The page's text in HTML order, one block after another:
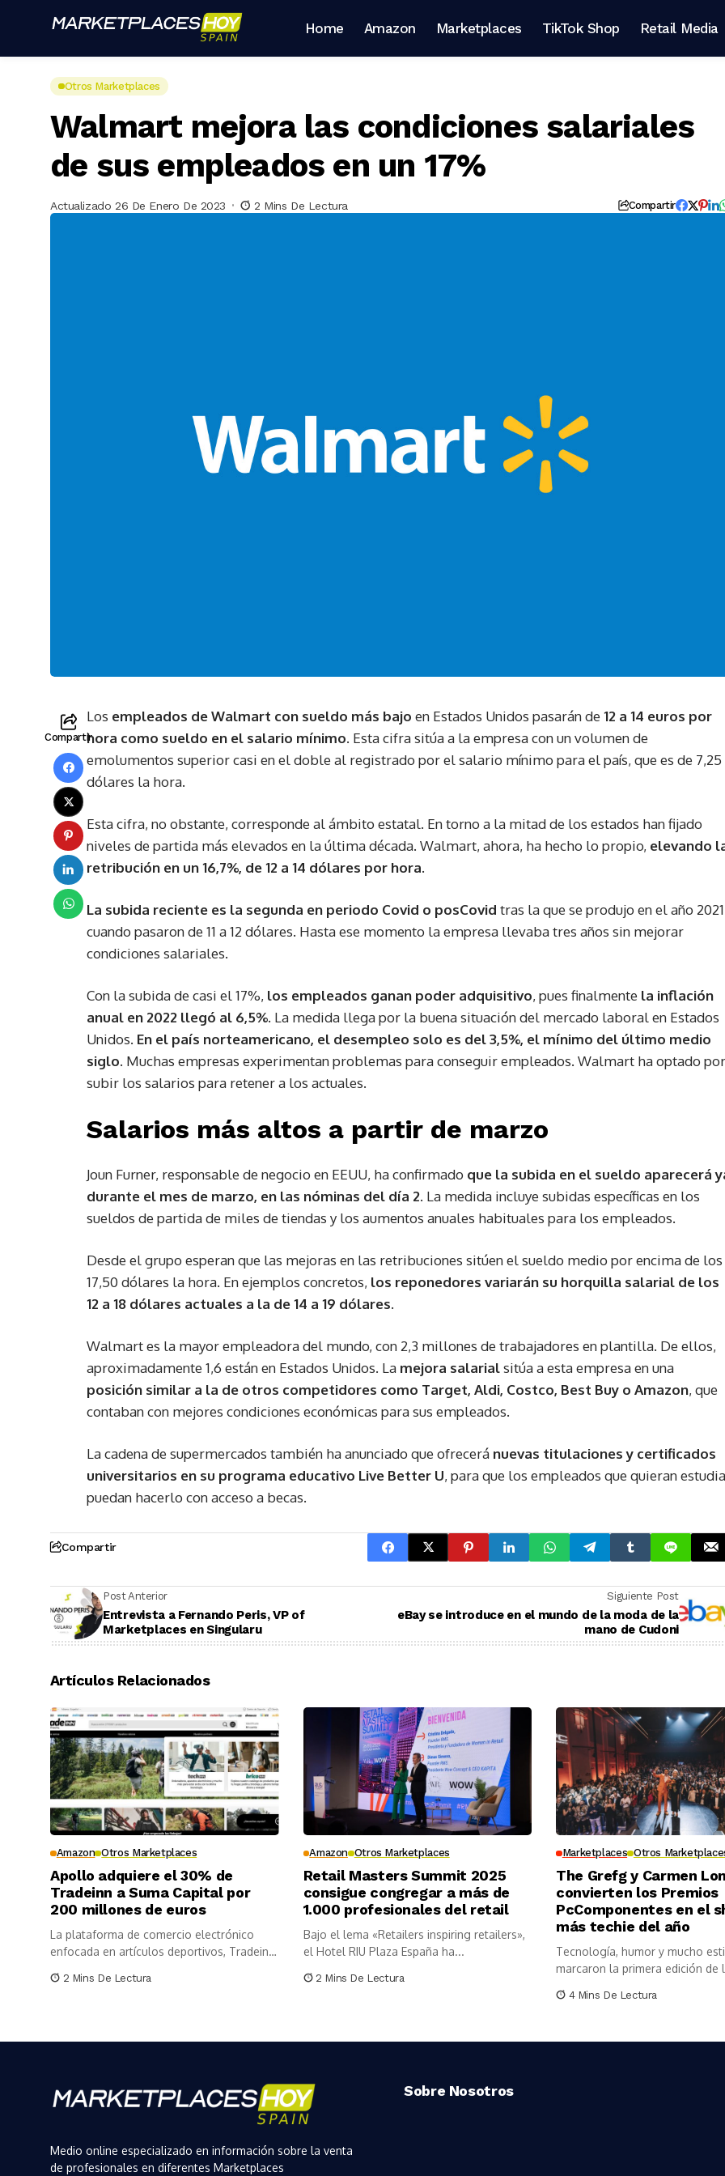
Home Amazon Marketplaces TikTok Shop Retail Media
Otros Marketplaces
Walmart mejora las condiciones salariales
de sus empleados en un 17%
Actualizado 26 De Enero De 2023 2 Mins De Lectura Compartir
Compartir
Los empleados de Walmart con sueldo más bajo en Estados Unidos pasarán de 12 a 14 euros por
hora como sueldo en el salario mínimo. Esta cifra sitúa a la empresa con un volumen de
emolumentos superior casi en el doble al registrado por el salario mínimo para el país, que es de 7,25
dólares la hora.
Esta cifra, no obstante, corresponde al ámbito estatal. En torno a la mitad de los estados han fijado
niveles de partida más elevados en la última década. Walmart, ahora, ha hecho lo propio, elevando
retribución en un 16,7%, de 12 a 14 dólares por hora.
La subida reciente es la segunda en periodo Covid o posCovid tras la que se produjo en el año
cuando pasaron de 11 a 12 dólares. Hasta ese momento la empresa llevaba tres años sin mejorar
condiciones salariales.
Con la subida de casi el 17%, los empleados ganan poder adquisitivo, pues finalmente la inflación
anual en 2022 llegó al 6,5%. La medida llega por la buena situación del mercado laboral en Estados
Unidos. En el país norteamericano, el desempleo solo es del 3,5%, el mínimo del último medio
siglo. Muchas empresas experimentan problemas para conseguir empleados. Walmart ha optado por
subir los salarios para retener a los actuales.
Salarios más altos a partir de marzo
Joun Furner, responsable de negocio en EEUU, ha confirmado que la subida en el sueldo aparecerá
durante el mes de marzo, en las nóminas del día 2. La medida incluye subidas específicas en los
sueldos de partida de miles de tiendas y los aumentos anuales habituales para los empleados.
Desde el grupo esperan que las mejoras en las retribuciones sitúen el sueldo medio por encima de los
17,50 dólares la hora. En ejemplos concretos, los reponedores variarán su horquilla salarial de los
12 a 18 dólares actuales a la de 14 a 19 dólares.
Walmart es la mayor empleadora del mundo, con 2,3 millones de trabajadores en plantilla. De ellos,
aproximadamente 1,6 están en Estados Unidos. La mejora salarialsitúa a esta empresa en una
posición similar a la de otros competidores como Target, Aldi, Costco, Best Buy o Amazon, que
contaban con mejores condiciones económicas para sus empleados.
La cadena de supermercados también ha anunciado que ofrecerá nuevas titulaciones y certificados
universitarios en su programa educativo Live Better U, para que los empleados que quieran
puedan hacerlo con acceso a becas.
Compartir
Post Anterior
Entrevista a Fernando Peris, VP of
Marketplaces en Singularu
Siguiente Post
eBay se introduce en el mundo de la moda de la
mano de Cudoni
Artículos Relacionados
Amazon Otros Marketplaces
Apollo adquiere el 30% de
Tradeinn a Suma Capital por
200 millones de euros
La plataforma de comercio electrónico
enfocada en artículos deportivos, Tradeinn,
2 Mins De Lectura
Amazon Otros Marketplaces
Retail Masters Summit 2025
consigue congregar a más de
1.000 profesionales del retail
Bajo el lema «Retailers inspiring retailers»,
el Hotel RIU Plaza España ha...
2 Mins De Lectura
Marketplaces Otros
The Grefg y Carmen
convierten los Premios
PcComponentes en el
más techie del año
Tecnología, humor y mucho
marcaron la primera edición de
4 Mins De Lectura
Medio online especializado en información sobre la venta
de profesionales en diferentes Marketplaces
Sobre Nosotros